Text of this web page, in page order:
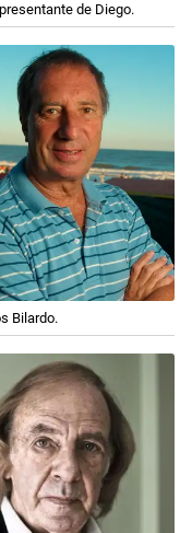
de Diego.
Bilardo.